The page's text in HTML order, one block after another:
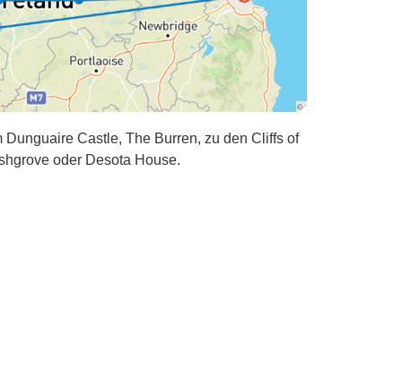
Castle, The Burren, zu den Cliffs of
oder Desota House.